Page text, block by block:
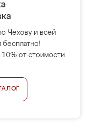
Чехову и всей
бесплатно!
от стоимости